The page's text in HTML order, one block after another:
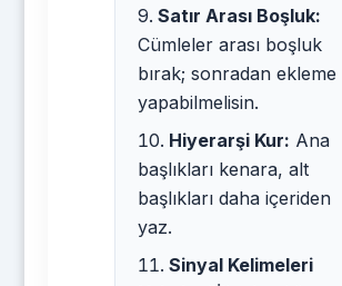
Satır Arası Boşluk:
Cümleler arası boşluk
bırak; sonradan ekleme
yapabilmelisin.
Hiyerarşi Kur: Ana
başlıkları kenara, alt
başlıkları daha içeriden
yaz.
Sinyal Kelimeleri